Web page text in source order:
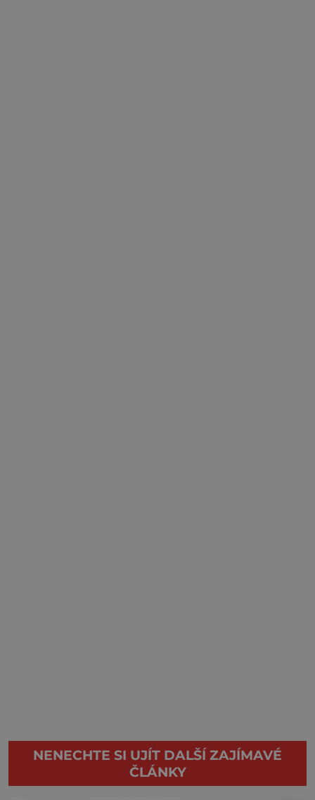
NENECHTE SI UJÍT DALŠÍ ZAJÍMAVÉ
ČLÁNKY